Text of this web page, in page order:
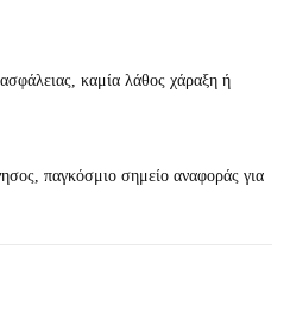
καμία λάθος χάραξη ή
παγκόσμιο σημείο αναφοράς για